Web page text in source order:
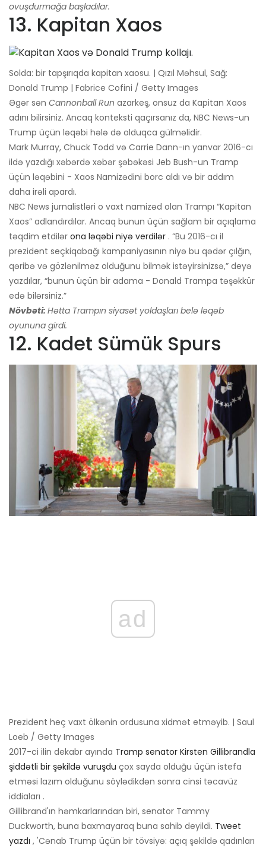
ovuşdurmağa başladılar.
13. Kapitan Xaos
Solda: bir tapşırıqda kapitan xaosu. | Qızıl Məhsul, Sağ:
Donald Trump | Fabrice Cofini / Getty Images
Əgər sən Cannonball Run azarkeş, onsuz da Kapitan Xaos
adını bilirsiniz. Ancaq konteksti qaçırsanız da, NBC News-un
Trump üçün ləqəbi hələ də olduqca gülməlidir.
Mark Murray, Chuck Todd və Carrie Dann-ın yanvar 2016-cı
ildə yazdığı xəbərdə xəbər şəbəkəsi Jeb Bush-un Tramp
üçün ləqəbini - Xaos Namizədini borc aldı və bir addım
daha irəli apardı.
NBC News jurnalistləri o vaxt namizəd olan Trampı “Kapitan
Xaos” adlandırdılar. Ancaq bunun üçün sağlam bir açıqlama
təqdim etdilər ona ləqəbi niyə verdilər . “Bu 2016-cı il
prezident seçkiqabağı kampaniyasının niyə bu qədər çılğın,
qəribə və gözlənilməz olduğunu bilmək istəyirsinizsə,” deyə
yazdılar, “bunun üçün bir adama - Donald Trampa təşəkkür
edə bilərsiniz.”
Növbəti: Hətta Trampın siyasət yoldaşları belə ləqəb
oyununa girdi.
12. Kadet Sümük Spurs
ad
Prezident heç vaxt ölkənin ordusuna xidmət etməyib. | Saul
Loeb / Getty Images
2017-ci ilin dekabr ayında Tramp senator Kirsten Gillibrandla
şiddətli bir şəkildə vuruşdu çox sayda olduğu üçün istefa
etməsi lazım olduğunu söylədikdən sonra cinsi təcavüz
iddiaları .
Gillibrand'ın həmkarlarından biri, senator Tammy
Duckworth, buna baxmayaraq buna sahib deyildi. Tweet
yazdı , 'Cənab Trump üçün bir tövsiyə: açıq şəkildə qadınları